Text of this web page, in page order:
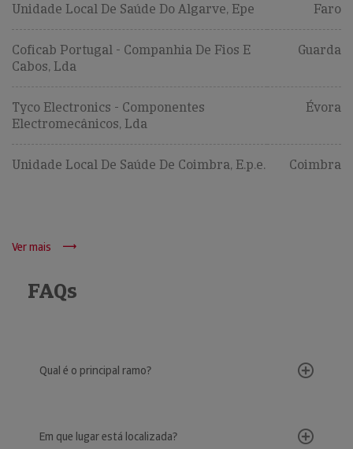
Unidade Local De Saúde Do Algarve, Epe Faro
Coficab Portugal - Companhia De Fios E
Cabos, Lda
Guarda
Tyco Electronics - Componentes
Electromecânicos, Lda
Évora
Unidade Local De Saúde De Coimbra, E.p.e. Coimbra
Ver mais
FAQs
Qual é o principal ramo?
Em que lugar está localizada?